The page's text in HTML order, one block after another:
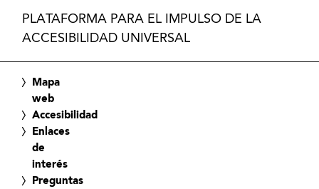
PLATAFORMA PARA EL IMPULSO DE LA
ACCESIBILIDAD UNIVERSAL
Mapa
web
Accesibilidad
Enlaces
de
interés
Preguntas